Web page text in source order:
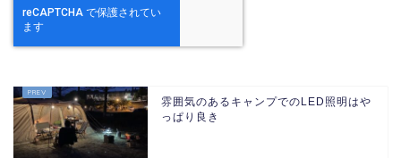
雰囲気のあるキャンプでのLED照明はや
っぱり良き